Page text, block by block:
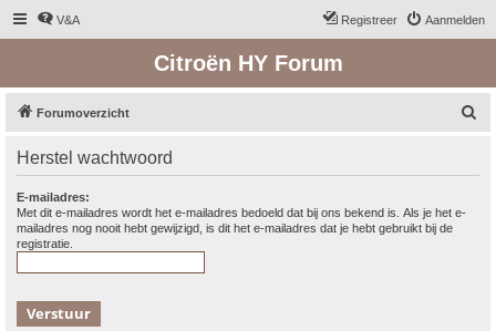
V&A Aanmelden
Registreer
Citroën HY Forum
Forumoverzicht
Herstel wachtwoord
E-mailadres:
Met dit e-mailadres wordt het e-mailadres bedoeld dat bij ons bekend is. Als je het e-
mailadres nog nooit hebt gewijzigd, is dit het e-mailadres dat je hebt gebruikt bij de
registratie.